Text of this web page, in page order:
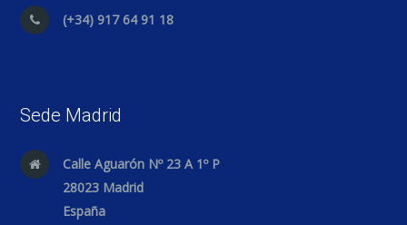
(+34) 917 64 91 18
Sede Madrid
Calle Aguarón Nº 23 A 1º P
28023 Madrid
España